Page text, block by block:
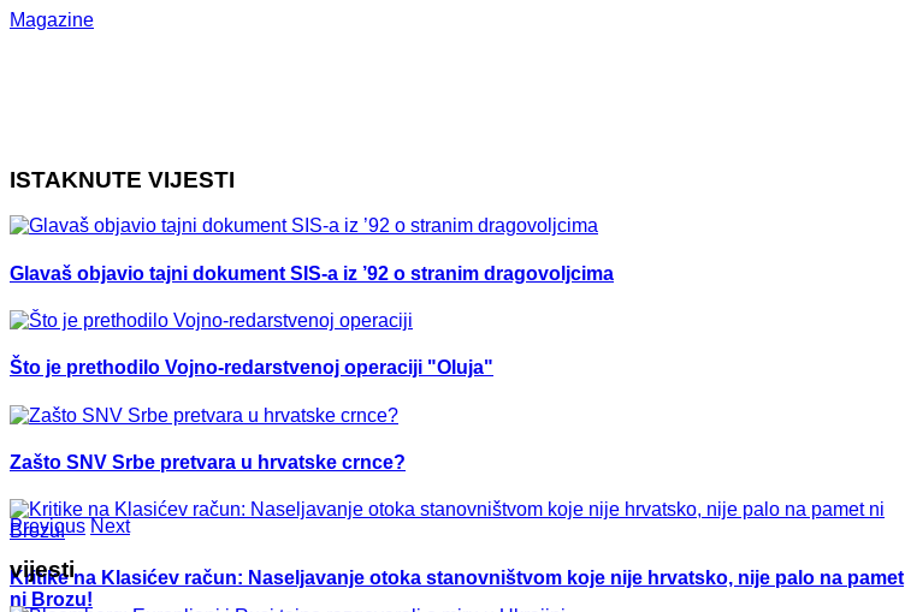
Magazine
ISTAKNUTE VIJESTI
Glavaš objavio tajni dokument SIS-a iz ’92 o stranim dragovoljcima
Što je prethodilo Vojno-redarstvenoj operaciji "Oluja"
Zašto SNV Srbe pretvara u hrvatske crnce?
Kritike na Klasićev račun: Naseljavanje otoka stanovništvom koje nije hrvatsko, nije palo na pamet
ni Brozu!
Previous Next
vijesti